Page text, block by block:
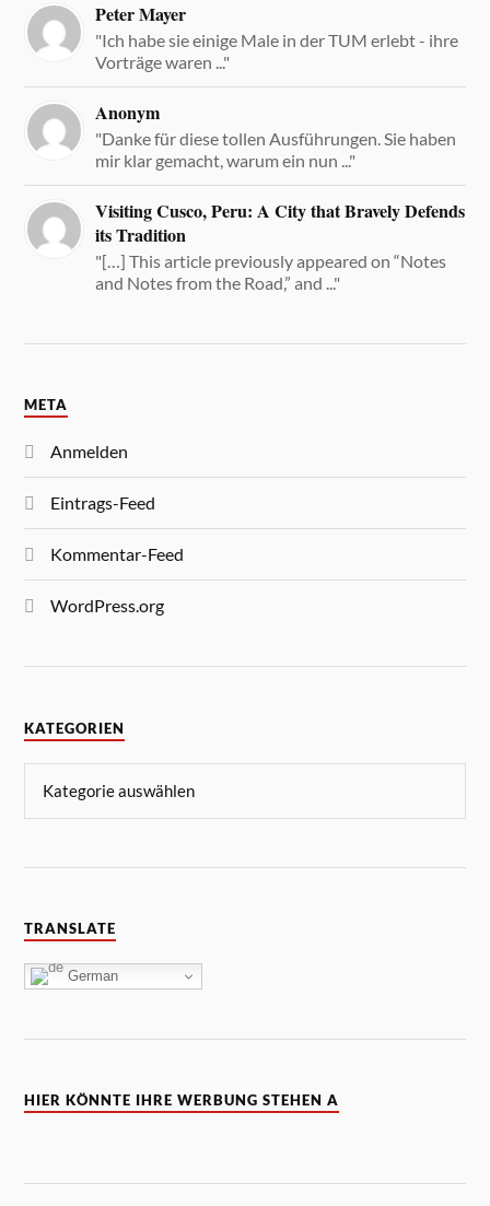
Peter Mayer
"Ich habe sie einige Male in der TUM erlebt - ihre
Vorträge waren ..."
Anonym
"Danke für diese tollen Ausführungen. Sie haben
mir klar gemacht, warum ein nun ..."
Visiting Cusco, Peru: A City that Bravely Defends
its Tradition
"[…] This article previously appeared on “Notes
and Notes from the Road,” and ..."
META
Anmelden
Eintrags-Feed
Kommentar-Feed
WordPress.org
KATEGORIEN
TRANSLATE
German
HIER KÖNNTE IHRE WERBUNG STEHEN A